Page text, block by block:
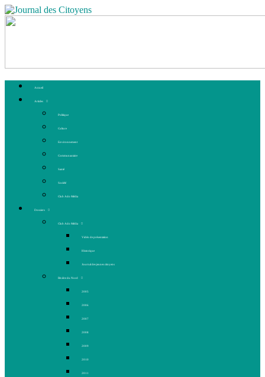
Accueil
Articles
Politique
Culture
Environnement
Communautaire
Santé
Société
Club Ado Média
Dossiers
Club Ado Média
Vidéo de présentation
Historique
Journal des jeunes citoyens
Rivière du Nord
2005
2006
2007
2008
2009
2010
2011